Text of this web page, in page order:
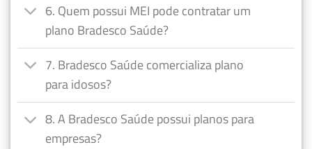
6. Quem possui MEI pode contratar um
plano Bradesco Saúde?
7. Bradesco Saúde comercializa plano
para idosos?
8. A Bradesco Saúde possui planos para
empresas?